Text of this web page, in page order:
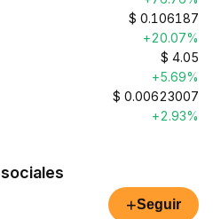
$ 0.106187
+20.07%
$ 4.05
+5.69%
$ 0.00623007
+2.93%
+Seguir